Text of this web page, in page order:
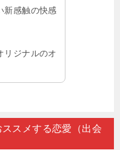
新感触の快感
リジナルのオ
スメする恋愛（出会